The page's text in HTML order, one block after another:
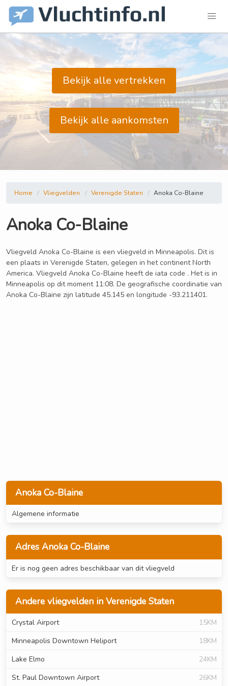
Bekijk alle vertrekken
Bekijk alle aankomsten
Anoka Co-Blaine
Algemene informatie
Adres Anoka Co-Blaine
Er is nog geen adres beschikbaar van dit vliegveld
Andere vliegvelden in Verenigde Staten
Crystal Airport
15KM
Minneapolis Downtown Heliport
18KM
Lake Elmo
24KM
St. Paul Downtown Airport
26KM
Home Vliegvelden Verenigde Staten Anoka Co-Blaine
Anoka Co-Blaine
Vliegveld Anoka Co-Blaine is een vliegveld in Minneapolis. Dit is
een plaats in Verenigde Staten, gelegen in het continent North
America. Vliegveld Anoka Co-Blaine heeft de iata code . Het is in
Minneapolis op dit moment 11:08. De geografische coordinatie van
Anoka Co-Blaine zijn latitude 45.145 en longitude -93.211401.